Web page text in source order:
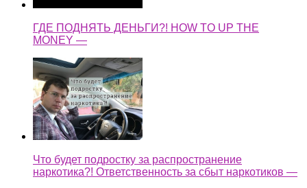
ГДЕ ПОДНЯТЬ ДЕНЬГИ?! HOW TO UP THE
MONEY —
Что будет подростку за распространение
наркотика?! Ответственность за сбыт наркотиков —